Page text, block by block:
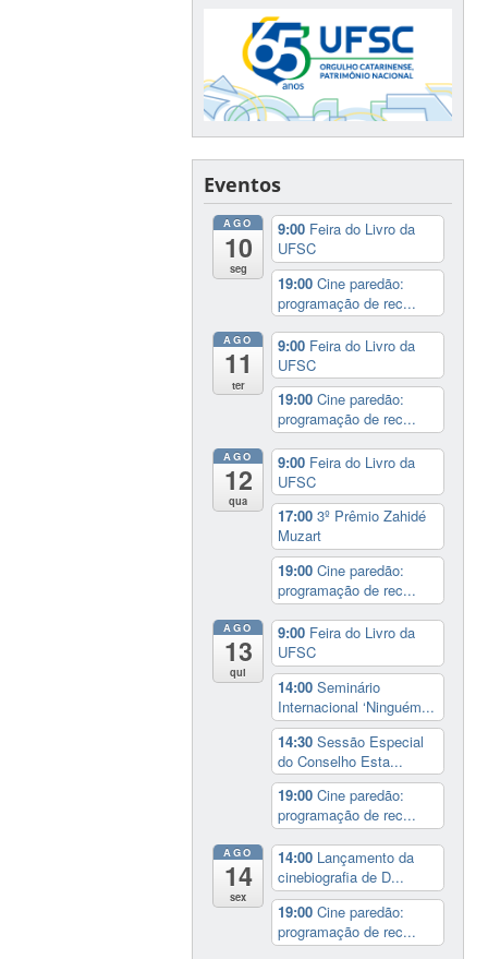
Eventos
AGO
10
seg
9:00 Feira do Livro da
UFSC
19:00Cine paredão:
programação de rec...
AGO
11
ter
9:00 Feira do Livro da
UFSC
19:00Cine paredão:
programação de rec...
AGO
12
qua
9:00 Feira do Livro da
UFSC
17:003º Prêmio Zahidé
Muzart
19:00Cine paredão:
programação de rec...
AGO
13
qui
9:00 Feira do Livro da
UFSC
14:00Seminário
Internacional ‘Ninguém...
14:30Sessão Especial
do Conselho Esta...
19:00Cine paredão:
programação de rec...
AGO
14
sex
14:00 Lançamento da
cinebiografia de D...
19:00Cine paredão:
programação de rec...